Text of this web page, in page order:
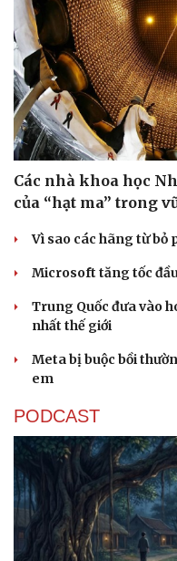
Sức khỏe
Dinh dưỡng - món ngon
Cây thuốc
Sản phụ khoa
Nhi khoa
Nam khoa
Làm đẹp - giảm cân
Phòng mạch online
Các nhà khoa học
của “hạt ma” trong
Vì sao các hãng từ bỏ
Microsoft tăng tốc
Trung Quốc đưa vào
nhất thế giới
Meta bị buộc bồi
em
PODCAST